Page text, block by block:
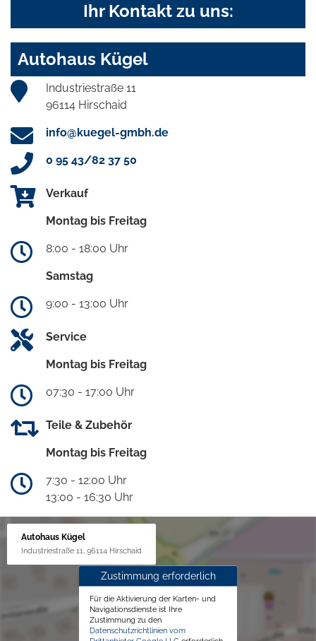
Ihr Kontakt zu uns:
Autohaus Kügel
Industriestraße 11
96114 Hirschaid
info@kuegel-gmbh.de
0 95 43/82 37 50
Verkauf
Montag bis Freitag
8:00 - 18:00 Uhr
Samstag
9:00 - 13:00 Uhr
Service
Montag bis Freitag
07:30 - 17:00 Uhr
Teile & Zubehör
Montag bis Freitag
7:30 - 12:00 Uhr
13:00 - 16:30 Uhr
Autohaus Kügel
Industriestraße 11, 96114 Hirschaid
Zustimmung erforderlich
Für die Aktivierung der Karten- und
Navigationsdienste ist Ihre
Zustimmung zu den
Datenschutzrichtlinien vom